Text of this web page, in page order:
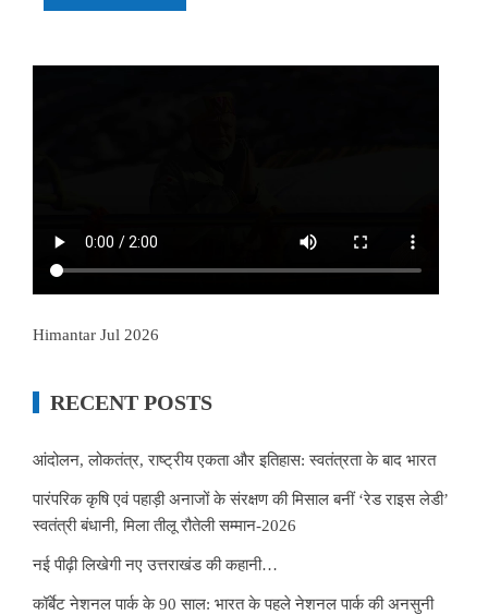
Himantar Jul 2026
RECENT POSTS
आंदोलन, लोकतंत्र, राष्ट्रीय एकता और इतिहास: स्वतंत्रता के बाद भारत
पारंपरिक कृषि एवं पहाड़ी अनाजों के संरक्षण की मिसाल बनीं ‘रेड राइस लेडी’
स्वतंत्री बंधानी, मिला तीलू रौतेली सम्मान-2026
नई पीढ़ी लिखेगी नए उत्तराखंड की कहानी…
कॉर्बेट नेशनल पार्क के 90 साल: भारत के पहले नेशनल पार्क की अनसुनी